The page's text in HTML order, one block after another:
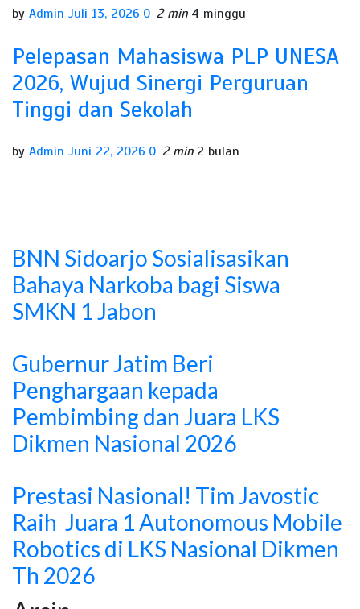
by Admin Juli 13, 2026 0 2 min 4 minggu
Pelepasan Mahasiswa PLP UNESA
2026, Wujud Sinergi Perguruan
Tinggi dan Sekolah
by Admin Juni 22, 2026 0 2 min 2 bulan
BNN Sidoarjo Sosialisasikan
Bahaya Narkoba bagi Siswa
SMKN 1 Jabon
Gubernur Jatim Beri
Penghargaan kepada
Pembimbing dan Juara LKS
Dikmen Nasional 2026
Prestasi Nasional! Tim Javostic
Raih Juara 1 Autonomous Mobile
Robotics di LKS Nasional Dikmen
Th 2026